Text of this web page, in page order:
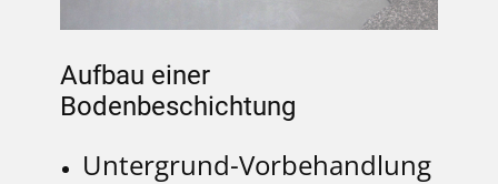
Aufbau einer
Bodenbeschichtung
Untergrund-Vorbehandlung